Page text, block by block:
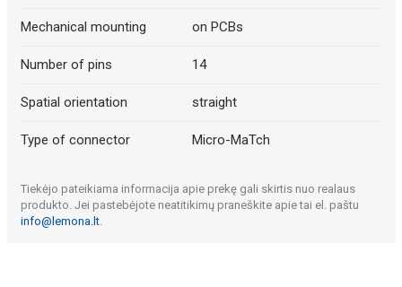
Mechanical mounting on PCBs
Number of pins 14
Spatial orientation straight
Type of connector Micro-MaTch
Tiekėjo pateikiama informacija apie prekę gali skirtis nuo realaus
produkto. Jei pastebėjote neatitikimų praneškite apie tai el. paštu
info@lemona.lt.